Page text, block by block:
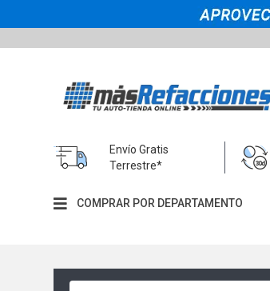
Envío Gratis
Terrestre*
COMPRAR POR DEPARTAMENTO